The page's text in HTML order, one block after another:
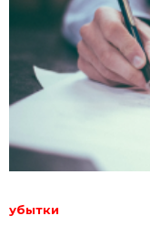
убытки